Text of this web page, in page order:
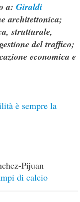
a:Giraldi
architettonica;
strutturale,
del traffico;
economica e
è sempre la
Pijuan
di calcio